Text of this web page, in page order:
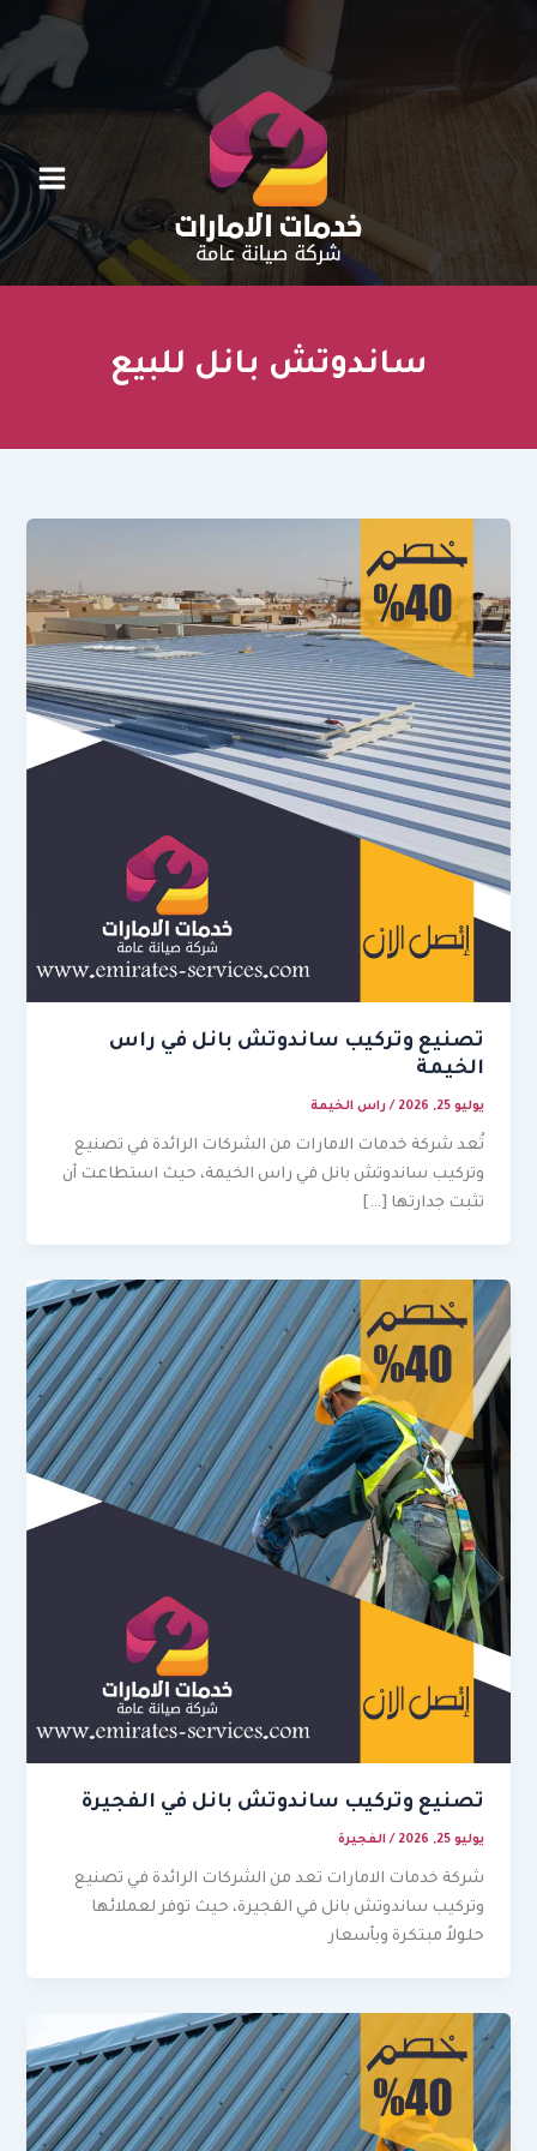
ساندوتش بانل للبيع
تصنيع وتركيب ساندوتش بانل في راس
الخيمة
يوليو 25, 2026 /راس الخيمة
تُعد شركة خدمات الامارات من الشركات الرائدة في تصنيع
وتركيب ساندوتش بانل في راس الخيمة، حيث استطاعت أن
تثبت جدارتها […]
تصنيع وتركيب ساندوتش بانل في الفجيرة
يوليو 25, 2026 /الفجيرة
شركة خدمات الامارات تعد من الشركات الرائدة في تصنيع
وتركيب ساندوتش بانل في الفجيرة، حيث توفر لعملائها
حلولاً مبتكرة وبأسعار